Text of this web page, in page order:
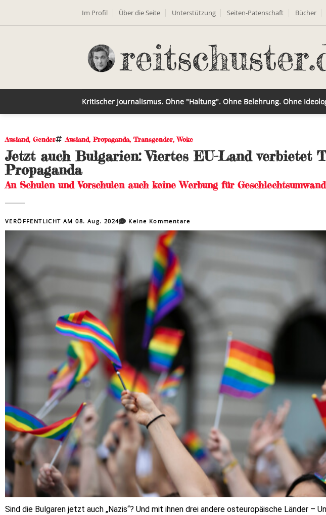
Im Profil Über die Seite Unterstützung Seiten-Patenschaft Bücher
Kritischer Journalismus. Ohne "Haltung". Ohne Belehrung. Ohne
Ausland, Gender Ausland,Propaganda, Transgender,Woke
Jetzt auch Bulgarien: Viertes EU-Land verbietet
Propaganda
An Schulen und Vorschulen auch keine Werbung für
VERÖFFENTLICHT AM08. Aug. 2024 Keine Kommentare
Sind die Bulgaren jetzt auch „Nazis“? Und mit ihnen drei andere osteuropäische Länder –